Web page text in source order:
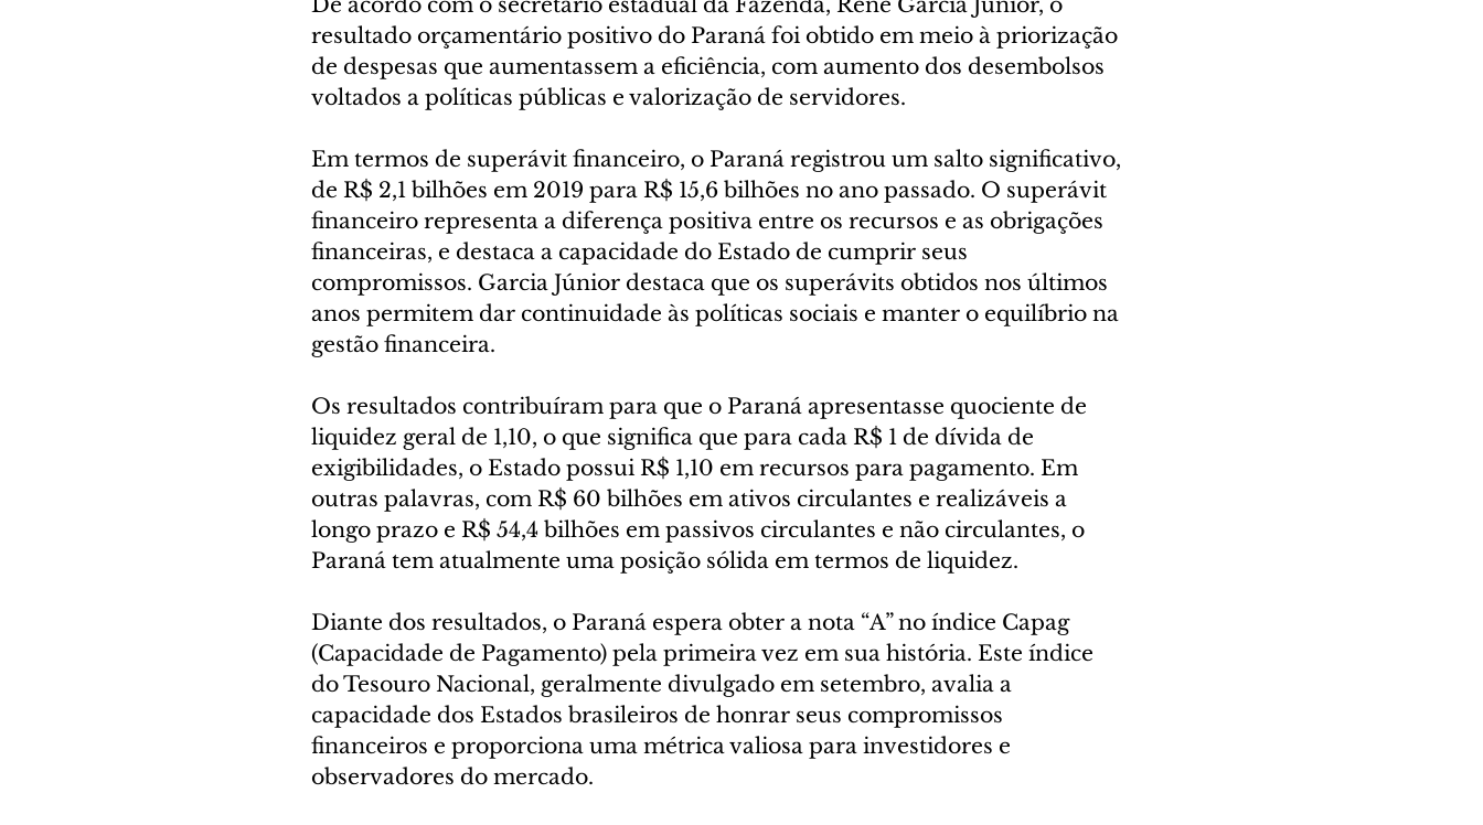
De acordo com o secretário estadual da Fazenda, Renê Garcia Junior, o
resultado orçamentário positivo do Paraná foi obtido em meio à priorização
de despesas que aumentassem a eficiência, com aumento dos desembolsos
voltados a políticas públicas e valorização de servidores.
Em termos de superávit financeiro, o Paraná registrou um salto significativo,
de R$ 2,1 bilhões em 2019 para R$ 15,6 bilhões no ano passado. O superávit
financeiro representa a diferença positiva entre os recursos e as obrigações
financeiras, e destaca a capacidade do Estado de cumprir seus
compromissos. Garcia Júnior destaca que os superávits obtidos nos últimos
anos permitem dar continuidade às políticas sociais e manter o equilíbrio na
gestão financeira.
Os resultados contribuíram para que o Paraná apresentasse quociente de
liquidez geral de 1,10, o que significa que para cada R$ 1 de dívida de
exigibilidades, o Estado possui R$ 1,10 em recursos para pagamento. Em
outras palavras, com R$ 60 bilhões em ativos circulantes e realizáveis a
longo prazo e R$ 54,4 bilhões em passivos circulantes e não circulantes, o
Paraná tem atualmente uma posição sólida em termos de liquidez.
Diante dos resultados, o Paraná espera obter a nota “A” no índice Capag
(Capacidade de Pagamento) pela primeira vez em sua história. Este índice
do Tesouro Nacional, geralmente divulgado em setembro, avalia a
capacidade dos Estados brasileiros de honrar seus compromissos
financeiros e proporciona uma métrica valiosa para investidores e
observadores do mercado.